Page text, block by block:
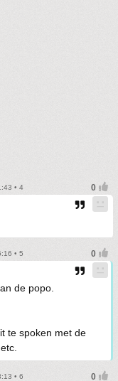
• 4
• 5
de popo.
te spoken met de
• 6